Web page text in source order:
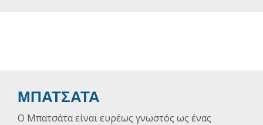
ΜΠΑΤΣΑΤΑ
Ο Μπατσάτα είναι ευρέως γνωστός ως ένας